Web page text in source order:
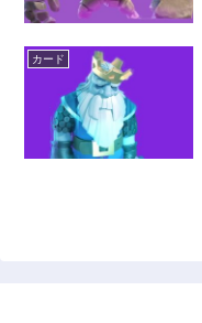
カード